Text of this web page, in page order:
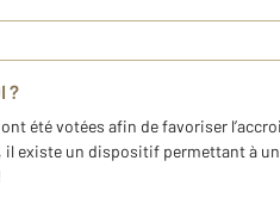
?
été votées afin de favoriser
un dispositif permettant à un